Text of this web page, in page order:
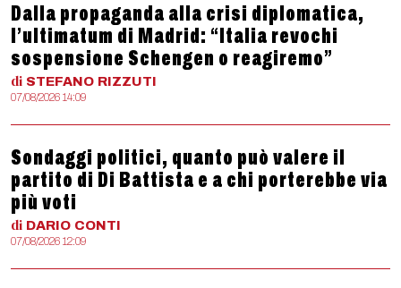
Dalla propaganda alla crisi diplomatica,
l’ultimatum di Madrid: “Italia revochi
sospensione Schengen o reagiremo”
di STEFANO RIZZUTI
07/08/2026 14:09
Sondaggi politici, quanto può valere il
partito di Di Battista e a chi porterebbe via
più voti
di DARIO CONTI
07/08/2026 12:09